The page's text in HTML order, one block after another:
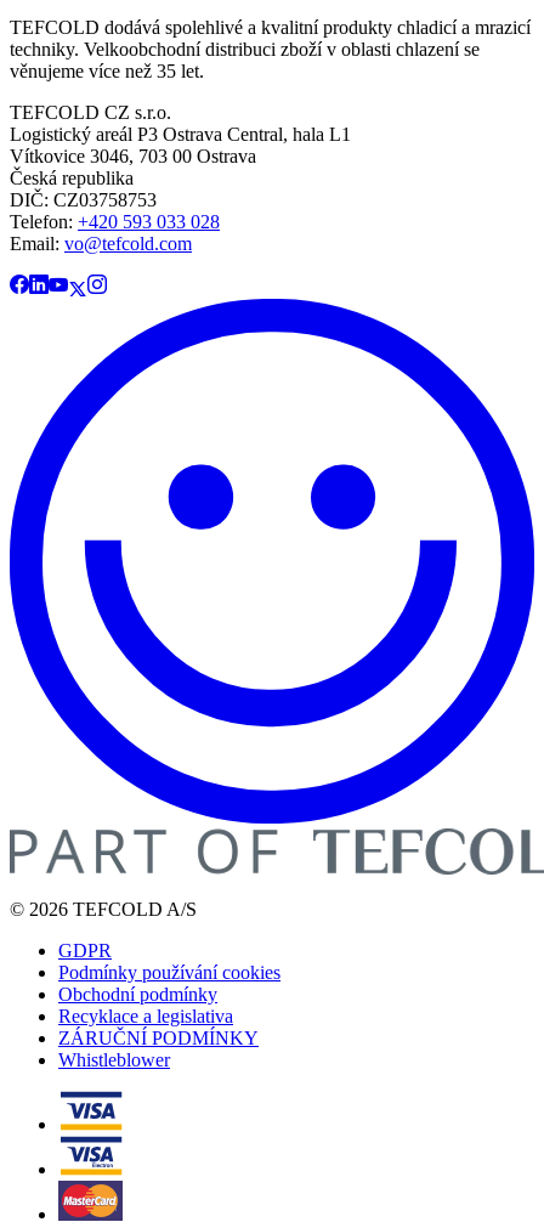
TEFCOLD dodává spolehlivé a kvalitní produkty chladicí a mrazicí
techniky. Velkoobchodní distribuci zboží v oblasti chlazení se
věnujeme více než 35 let.
TEFCOLD CZ s.r.o.
Logistický areál P3 Ostrava Central, hala L1
Vítkovice 3046, 703 00 Ostrava
Česká republika
DIČ: CZ03758753​​​​​​
Telefon: +420 593 033 028
Email: vo@tefcold.com
© 2026 TEFCOLD A/S
GDPR
Podmínky používání cookies
Obchodní podmínky
Recyklace a legislativa
ZÁRUČNÍ PODMÍNKY
Whistleblower